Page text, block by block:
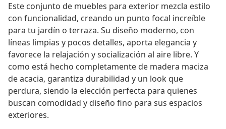
Este conjunto de muebles para exterior mezcla estilo
con funcionalidad, creando un punto focal increíble
para tu jardín o terraza. Su diseño moderno, con
líneas limpias y pocos detalles, aporta elegancia y
favorece la relajación y socialización al aire libre. Y
como está hecho completamente de madera maciza
de acacia, garantiza durabilidad y un look que
perdura, siendo la elección perfecta para quienes
buscan comodidad y diseño fino para sus espacios
exteriores.